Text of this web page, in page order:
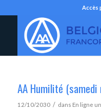
Accès
AA Humilité
12/10/2030 / dans En ligne